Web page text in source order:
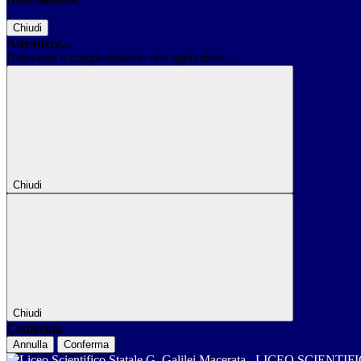
Chiudi
Attendere...
Attendere il completamento dell'operazione...
Chiudi
Chiudi
Conferma
Annulla Conferma